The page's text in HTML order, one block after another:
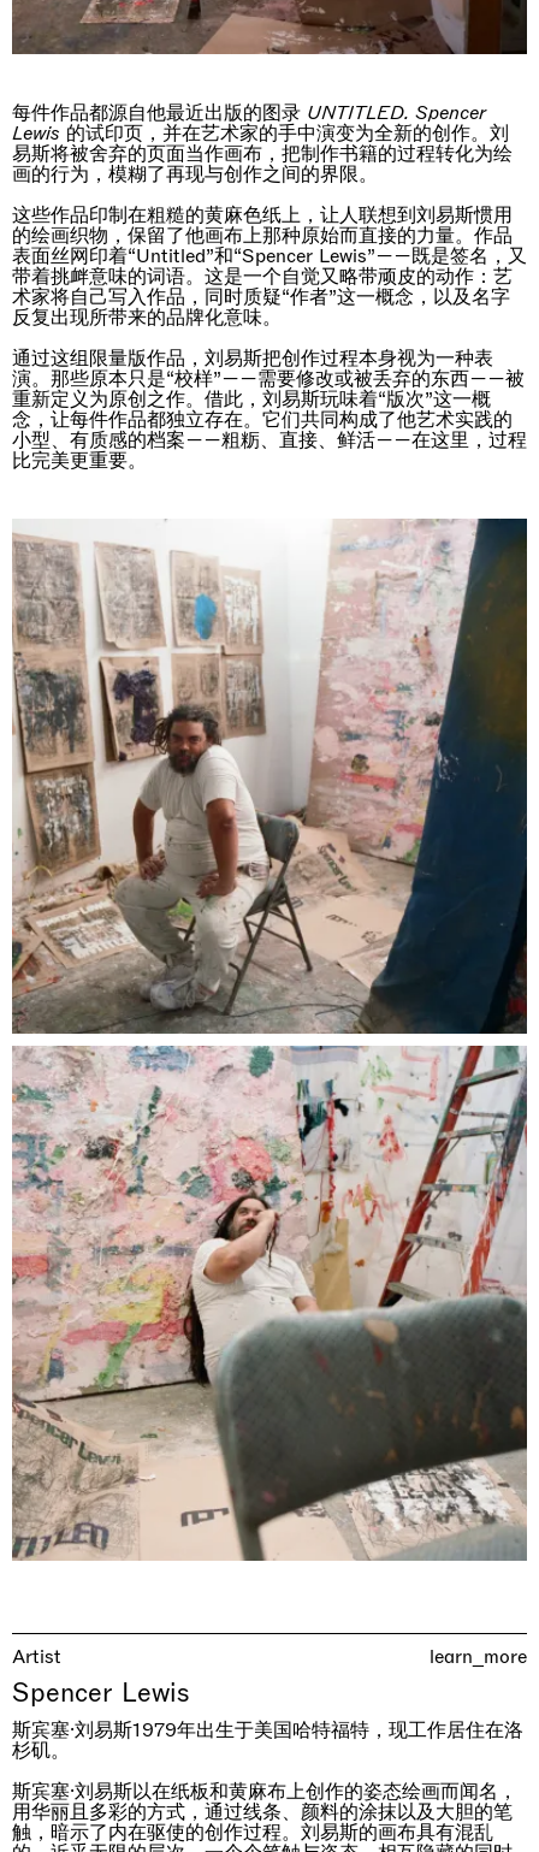
每件作品都源自他最近出版的图录 UNTITLED. Spencer
Lewis 的试印页，并在艺术家的手中演变为全新的创作。刘
易斯将被舍弃的页面当作画布，把制作书籍的过程转化为绘
画的行为，模糊了再现与创作之间的界限。
这些作品印制在粗糙的黄麻色纸上，让人联想到刘易斯惯用
的绘画织物，保留了他画布上那种原始而直接的力量。作品
表面丝网印着“Untitled”和“Spencer Lewis”——既是签名，又
带着挑衅意味的词语。这是一个自觉又略带顽皮的动作：艺
术家将自己写入作品，同时质疑“作者”这一概念，以及名字
反复出现所带来的品牌化意味。
通过这组限量版作品，刘易斯把创作过程本身视为一种表
演。那些原本只是“校样”——需要修改或被丢弃的东西——被
重新定义为原创之作。借此，刘易斯玩味着“版次”这一概
念，让每件作品都独立存在。它们共同构成了他艺术实践的
小型、有质感的档案——粗粝、直接、鲜活——在这里，过程
比完美更重要。
Artist learn_more
Spencer Lewis
斯宾塞·刘易斯1979年出生于美国哈特福特，现工作居住在洛
杉矶。
斯宾塞·刘易斯以在纸板和黄麻布上创作的姿态绘画而闻名，
用华丽且多彩的方式，通过线条、颜料的涂抹以及大胆的笔
触，暗示了内在驱使的创作过程。刘易斯的画布具有混乱
Imitation of life (Imitare la vita)
Casa Masaccio Centro per l'Arte Contemporanea, San
Giovanni Valdarno
06.06.2026 | 20.09.2026
Skyler Chen
即将举办的展览
Awakened
Mahkjip THEILMA Seoul Flagship Store, Seoul
29.08.2026 | 05.09.2026
Hejum Bä